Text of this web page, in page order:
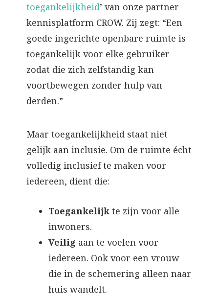
toegankelijkheid’ van onze partner
kennisplatform CROW. Zij zegt: “Een
goede ingerichte openbare ruimte is
toegankelijk voor elke gebruiker
zodat die zich zelfstandig kan
voortbewegen zonder hulp van
derden.”
Maar toegankelijkheid staat niet
gelijk aan inclusie. Om de ruimte écht
volledig inclusief te maken voor
iedereen, dient die:
Toegankelijk te zijn voor alle
inwoners.
Veilig aan te voelen voor
iedereen. Ook voor een vrouw
die in de schemering alleen naar
huis wandelt.